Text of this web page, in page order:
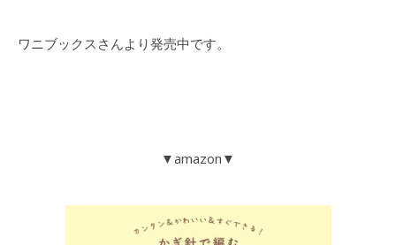
ワニブックスさんより発売中です。
▼amazon▼